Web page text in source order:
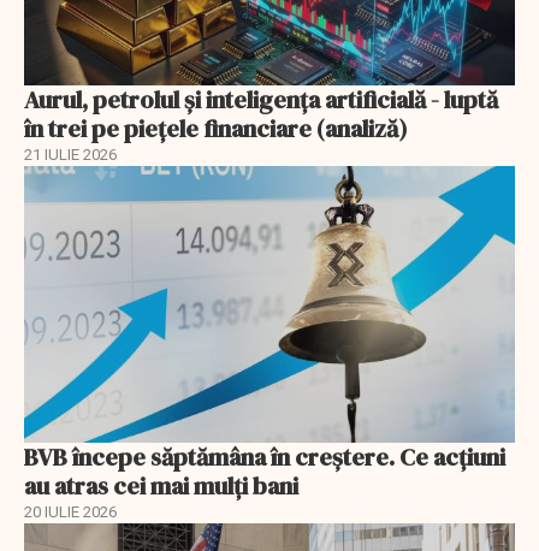
Aurul, petrolul şi inteligenţa artificială - luptă
în trei pe piețele financiare (analiză)
21 IULIE 2026
BVB începe săptămâna în creștere. Ce acțiuni
au atras cei mai mulți bani
20 IULIE 2026